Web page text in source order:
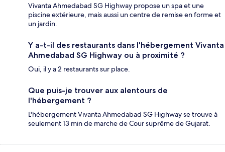
Vivanta Ahmedabad SG Highway propose un spa et une
piscine extérieure, mais aussi un centre de remise en forme et
un jardin.
Y a-t-il des restaurants dans l'hébergement Vivanta
Ahmedabad SG Highway ou à proximité ?
Oui, il y a 2 restaurants sur place.
Que puis-je trouver aux alentours de
l'hébergement ?
L'hébergement Vivanta Ahmedabad SG Highway se trouve à
seulement 13 min de marche de Cour suprême de Gujarat.